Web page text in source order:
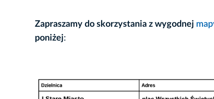
Zapraszamy do skorzystania z wygodnej
poniżej: